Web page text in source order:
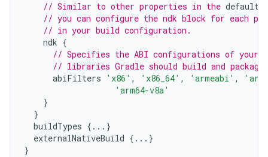
// Similar to other properties in the
// you can configure the ndk block for each
// in your build configuration.
ndk {
// Specifies the ABI configurations of your
// libraries Gradle should build and package
abiFilters
'x86' , 'x86_64' , 'armeabi' ,
'arm64-v8a'
}
}
buildTypes {...}
externalNativeBuild {...}
}